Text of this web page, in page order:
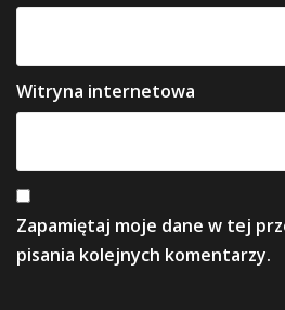
Witryna internetowa
Zapamiętaj moje dane w tej
pisania kolejnych komentarzy.